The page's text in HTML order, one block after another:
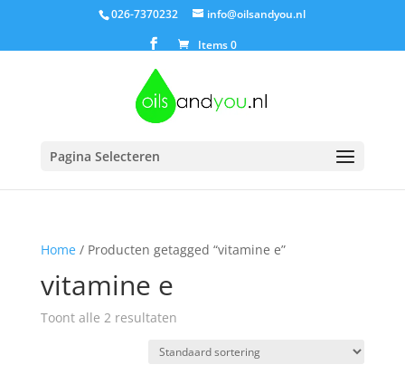
026-7370232
info@oilsandyou.nl
Items 0
Pagina Selecteren
Home/ Producten getagged “vitamine e”
vitamine e
Toont alle 2 resultaten